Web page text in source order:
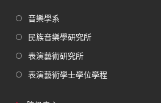
音樂學系
民族音樂學研究所
表演藝術研究所
表演藝術學士學位學程